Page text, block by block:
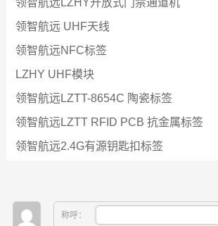
领智航远LZHY开放式门禁通道机
领智航远 UHF天线
领智航远NFC标签
LZHY UHF模块
领智航远LZTT-8654C 陶瓷标签
领智航远LZTT RFID PCB 抗金属标签
领智航远2.4G有源钥匙扣标签
称呼：